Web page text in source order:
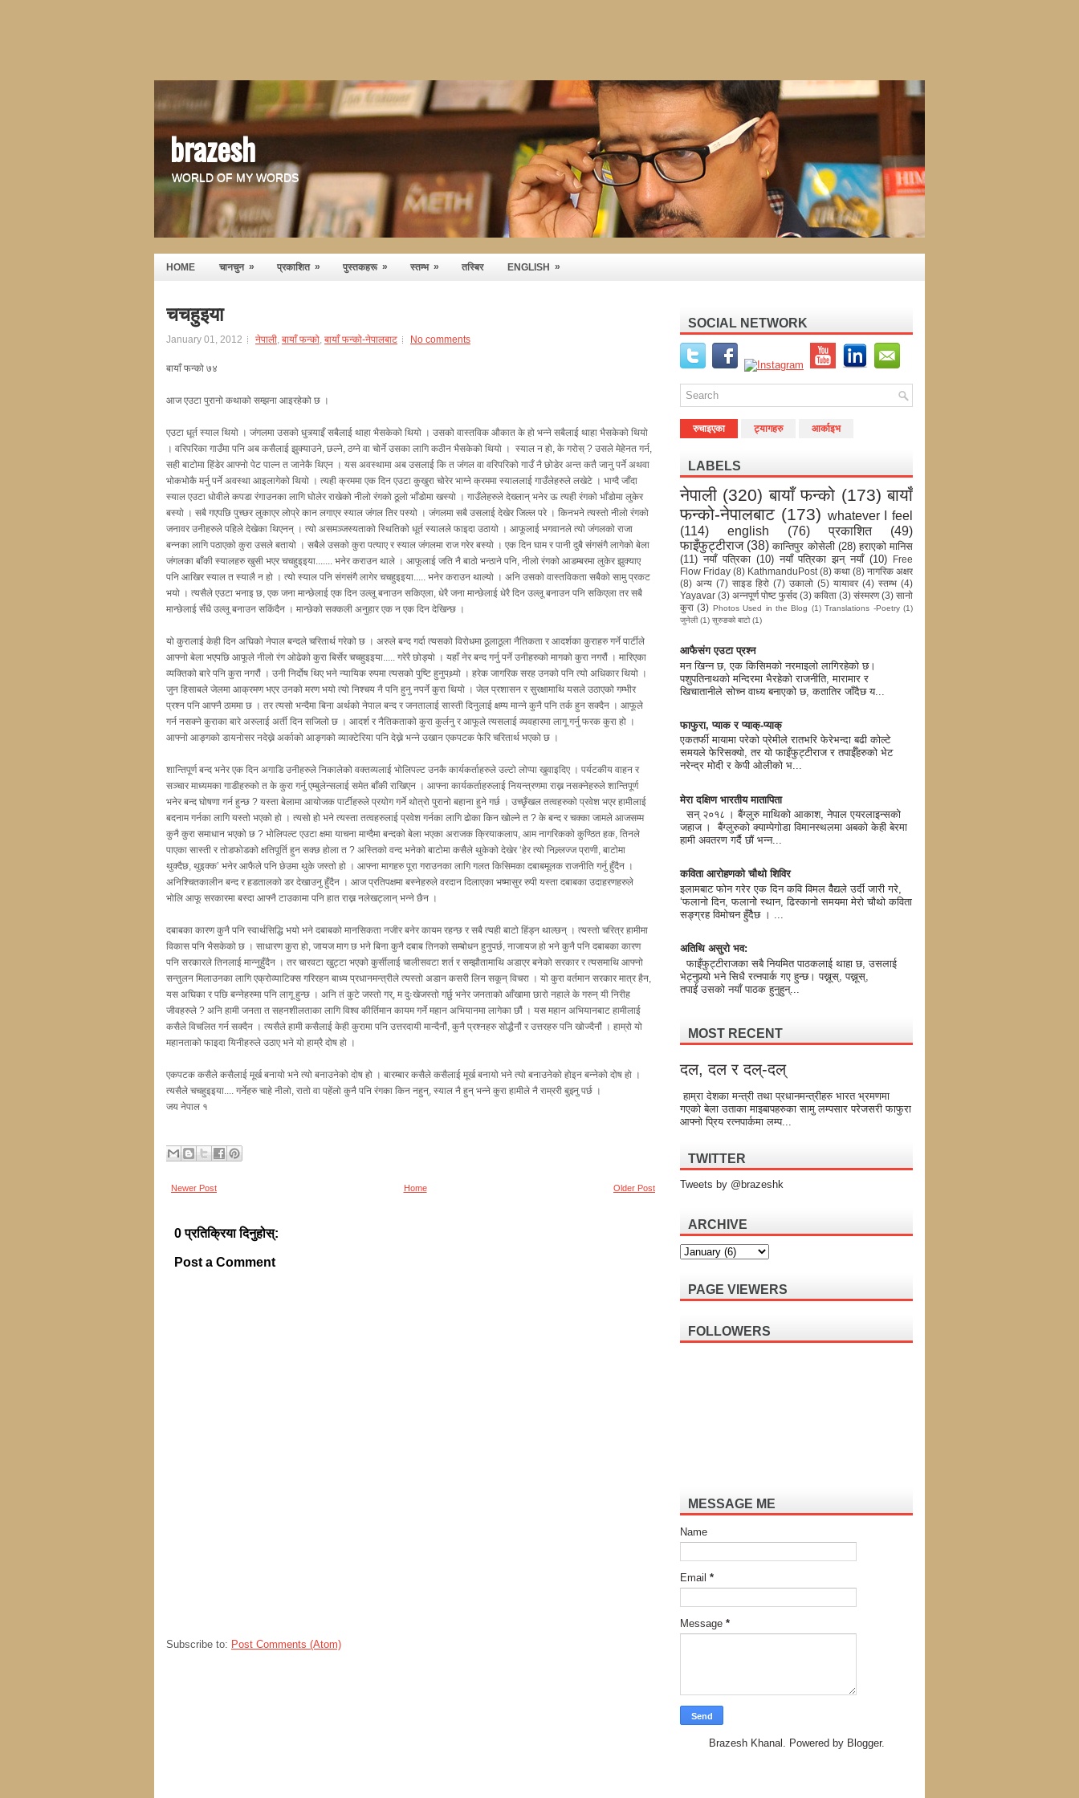
brazesh
WORLD OF MY WORDS
HOME चानचुन » प्रकाशित » पुस्तकहरू » स्तम्भ » तस्बिर ENGLISH »
चचहुइया
January 01, 2012 नेपाली, बायाँ फन्को, बायाँ फन्को-नेपालबाट No comments
बायाँ फन्को ७४
आज एउटा पुरानो कथाको सम्झना आइरहेको छ ।
एउटा धूर्त स्याल थियो । जंगलमा उसको धुत्र्याइँ सबैलाई थाहा भैसकेको थियो । उसको वास्तविक औकात के हो भन्ने सबैलाई थाहा भैसकेको थियो
। वरिपरिका गाउँमा पनि अब कसैलाई झुक्याउने, छल्ने, ठग्ने वा चोर्ने उसका लागि कठीन भैसकेको थियो । स्याल न हो, के गरोस् ? उसले मेहेनत गर्न,
सही बाटोमा हिंडेर आफ्नो पेट पाल्न त जानेकै थिएन । यस अवस्थामा अब उसलाई कि त जंगल वा वरिपरिको गाउँ नै छोडेर अन्त कतै जानु पर्ने अथवा
भोकभोकै मर्नु पर्ने अवस्था आइलागेको थियो । त्यही क्रममा एक दिन एउटा कुखुरा चोरेर भाग्ने क्रममा स्याललाई गाउँलेहरुले लखेटे । भाग्दै जाँदा
स्याल एउटा धोवीले कपडा रंगाउनका लागि घोलेर राखेको नीलो रंगको ठूलो भाँडोमा खस्यो । गाउँलेहरुले देख्लान् भनेर ऊ त्यही रंगको भाँडोमा लुकेर
बस्यो । सबै गएपछि पुच्छर लुकाएर लोप्रे कान लगाएर स्याल जंगल तिर पस्यो । जंगलमा सबै उसलाई देखेर जिल्ल परे । किनभने त्यस्तो नीलो रंगको
जनावर उनीहरुले पहिले देखेका थिएनन् । त्यो असमञ्जस्यताको स्थितिको धूर्त स्यालले फाइदा उठायो । आफूलाई भगवानले त्यो जंगलको राजा
बन्नका लागि पठाएको कुरा उसले बतायो । सबैले उसको कुरा पत्याए र स्याल जंगलमा राज गरेर बस्यो । एक दिन घाम र पानी दुबै संगसंगै लागेको बेला
जंगलका बाँकी स्यालहरु खुसी भएर चचहुइइया....... भनेर कराउन थाले । आफूलाई जति नै बाठो भन्ठाने पनि, नीलो रंगको आडम्बरमा लुकेर झुक्याए
पनि आखिर स्याल त स्यालै न हो । त्यो स्याल पनि संगसंगै लागेर चचहुइइया..... भनेर कराउन थाल्यो । अनि उसको वास्तविकता सबैको सामु प्रकट
भयो । त्यसैले एउटा भनाइ छ, एक जना मान्छेलाई एक दिन उल्लू बनाउन सकिएला, धेरै जना मान्छेलाई धेरै दिन उल्लू बनाउन पनि सकिएला तर सबै
मान्छेलाई सँधै उल्लू बनाउन सकिंदैन । मान्छेको सक्कली अनुहार एक न एक दिन देखिन्छ ।
यो कुरालाई केही दिन अघिको नेपाल बन्दले चरितार्थ गरेको छ । अरुले बन्द गर्दा त्यसको विरोधमा ठूलाठूला नैतिकता र आदर्शका कुराहरु गर्ने पार्टीले
आफ्नो बेला भएपछि आफूले नीलो रंग ओढेको कुरा बिर्सेर चचहुइइया..... गरेरै छोड्यो । यहाँ नेर बन्द गर्नु पर्ने उनीहरुको मागको कुरा नगरौं । मारिएका
व्यक्तिको बारे पनि कुरा नगरौं । उनी निर्दोष थिए भने न्यायिक रुपमा त्यसको पुष्टि हुनुपथ्र्यो । हरेक जागरिक सरह उनको पनि त्यो अधिकार थियो ।
जुन हिसाबले जेलमा आक्रमण भएर उनको मरण भयो त्यो निश्चय नै पनि हुनु नपर्ने कुरा थियो । जेल प्रशासन र सुरक्षामाथि यसले उठाएको गम्भीर
प्रश्न पनि आफ्नै ठाममा छ । तर त्यसो भन्दैमा बिना अर्थको नेपाल बन्द र जनतालाई सास्ती दिनुलाई क्षम्य मान्ने कुनै पनि तर्क हुन सक्दैन । आफूले
गर्न नसक्ने कुराका बारे अरुलाई अर्ती दिन सजिलो छ । आदर्श र नैतिकताको कुरा कुर्लनु र आफूले त्यसलाई व्यवहारमा लागू गर्नु फरक कुरा हो ।
आफ्नो आङ्गको डायनोसर नदेख्ने अर्काको आङ्गको व्याक्टेरिया पनि देख्ने भन्ने उखान एकपटक फेरि चरितार्थ भएको छ ।
शान्तिपूर्ण बन्द भनेर एक दिन अगाडि उनीहरुले निकालेको वक्तव्यलाई भोलिपल्ट उनकै कार्यकर्ताहरुले उल्टो लोप्पा खुवाइदिए । पर्यटकीय वाहन र
सञ्चार माध्यमका गाडीहरुको त के कुरा गर्नु एम्बुलेन्सलाई समेत बाँकी राखिएन । आफ्ना कार्यकर्ताहरुलाई नियन्त्रणमा राख्न नसक्नेहरुले शान्तिपूर्ण
भनेर बन्द घोषणा गर्न हुन्छ ? यस्ता बेलामा आयोजक पार्टीहरुले प्रयोग गर्ने थोत्रो पुरानो बहाना हुने गर्छ । उच्छृँखल तत्वहरुको प्रवेश भएर हामीलाई
बदनाम गर्नका लागि यस्तो भएको हो । त्यसो हो भने त्यस्ता तत्वहरुलाई प्रवेश गर्नका लागि ढोका किन खोल्ने त ? के बन्द र चक्का जामले आजसम्म
कुनै कुरा समाधान भएको छ ? भोलिपल्ट एउटा क्षमा याचना माग्दैमा बन्दको बेला भएका अराजक क्रियाकलाप, आम नागरिकको कुण्ठित हक, तिनले
पाएका सास्ती र तोडफोडको क्षतिपूर्ति हुन सक्छ होला त ? अस्तिको वन्द भनेको बाटोमा कसैले थुकेको देखेर ‘हेर त्यो निल्र्लज्ज प्राणी, बाटोमा
थुक्दैछ, थुइक्क’ भनेर आफैले पनि छेउमा थुके जस्तो हो । आफ्ना मागहरु पूरा गराउनका लागि गलत किसिमका दबाबमूलक राजनीति गर्नु हुँदैन ।
अनिश्चितकालीन बन्द र हडतालको डर देखाउनु हुँदैन । आज प्रतिपक्षमा बस्नेहरुले वरदान दिलाएका भष्मासुर रुपी यस्ता दबाबका उदाहरणहरुले
भोलि आफू सरकारमा बस्दा आफ्नै टाउकामा पनि हात राख्न नलेखट्लान् भन्ने छैन ।
दबाबका कारण कुनै पनि स्वार्थसिद्धि भयो भने दबाबको मानसिकता नजीर बनेर कायम रहन्छ र सबै त्यही बाटो हिंड्न थाल्छन् । त्यस्तो चरित्र हामीमा
विकास पनि भैसकेको छ । साधारण कुरा हो, जायज माग छ भने बिना कुनै दबाब तिनको सम्बोधन हुनुपर्छ, नाजायज हो भने कुनै पनि दबाबका कारण
पनि सरकारले तिनलाई मान्नुहुँदैन । तर चारवटा खुट्टा भएको कुर्सीलाई चालीसवटा शर्त र सम्झौतामाथि अडाएर बनेको सरकार र त्यसमाथि आफ्नो
सन्तुलन मिलाउनका लागि एक्रोव्याटिक्स गरिरहन बाध्य प्रधानमन्त्रीले त्यस्तो अडान कसरी लिन सकून् विचरा । यो कुरा वर्तमान सरकार मात्र हैन,
यस अघिका र पछि बन्नेहरुमा पनि लागू हुन्छ । अनि तं कुटे जस्तो गर्, म दुःखेजस्तो गर्छु भनेर जनताको आँखामा छारो नहाले के गरुन् यी निरीह
जीवहरुले ? अनि हामी जनता त सहनशीलताका लागि विश्व कीर्तिमान कायम गर्ने महान अभियानमा लागेका छौं । यस महान अभियानबाट हामीलाई
कसैले विचलित गर्न सक्दैन । त्यसैले हामी कसैलाई केही कुरामा पनि उत्तरदायी मान्दैनौं, कुनै प्रश्नहरु सोद्धैनौं र उत्तरहरु पनि खोज्दैनौं । हाम्रो यो
महानताको फाइदा यिनीहरुले उठाए भने यो हाम्रै दोष हो ।
एकपटक कसैले कसैलाई मूर्ख बनायो भने त्यो बनाउनेको दोष हो । बारम्बार कसैले कसैलाई मूर्ख बनायो भने त्यो बनाउनेको होइन बन्नेको दोष हो ।
त्यसैले चचहुइइया.... गर्नेहरु चाहे नीलो, रातो वा पहेंलो कुनै पनि रंगका किन नहुन्, स्याल नै हुन् भन्ने कुरा हामीले नै राम्ररी बुझ्नु पर्छ ।
जय नेपाल १
Newer Post Older Post
Home
0 प्रतिक्रिया दिनुहोस्:
Post a Comment
Subscribe to: Post Comments (Atom)
SOCIAL NETWORK
रुचाइएका ट्यागहरु आर्काइभ
LABELS
नेपाली (320) बायाँ फन्को (173) बायाँ
फन्को-नेपालबाट (173) whatever I feel
(114)
english (76) प्रकाशित
(49)
फाइँफुट्टीराज (38) कान्तिपुर कोसेली (28) हराएको मानिस
(11) नयाँ पत्रिका (10) नयाँ पत्रिका झन् नयाँ (10)
Free
Flow Friday (8) KathmanduPost (8) कथा (8) नागरिक अक्षर
(8) अन्य (7) साइड हिरो (7) उकालो (5) यायावर (4) स्तम्भ (4)
Yayavar (3) अन्नपूर्ण पोष्ट फुर्सद (3) कविता (3) संस्मरण (3) सानो
कुरा (3) Photos Used in the Blog (1) Translations -Poetry (1)
जुनेली (1) सुरुङको बाटो (1)
आफैसंग एउटा प्रश्न
मन खिन्न छ, एक किसिमको नरमाइलो लागिरहेको छ।
पशुपतिनाथको मन्दिरमा भैरहेको राजनीति, मारामार र
खिचातानीले सोच्न वाध्य बनाएको छ, कतातिर जाँदैछ य...
फाफुरा, प्याक र प्याक्-प्याक्
एकतर्फी मायामा परेको प्रेमीले रातभरि फेरेभन्दा बढी कोल्टे
समयले फेरिसक्यो, तर यो फाइँफुट्टीराज र तपाईँहरुको भेट
नरेन्द्र मोदी र केपी ओलीको भ...
मेरा दक्षिण भारतीय मातापिता
सन् २०१८ । बैंग्लुरु माथिको आकाश, नेपाल एयरलाइन्सको
जहाज । बैंग्लुरुको क्याम्पेगोडा विमानस्थलमा अबको केही बेरमा
हामी अवतरण गर्दै छौं भन्न...
कविता आरोहणको चौथो शिविर
इलामबाट फोन गरेर एक दिन कवि विमल वैैद्यले उर्दी जारी गरे,
‘फलानो दिन, फलानोे स्थान, ढिस्कानो समयमा मेरो चौथो कविता
सङ्ग्रह विमोचन हुँदैैछ । ...
अतिथि असुरो भव:
फाइँफुट्टीराजका सबै नियमित पाठकलाई थाहा छ, उसलाई
भेट्नुपर्‍यो भने सिधै रत्नपार्क गए हुन्छ। पख्नूस्, पख्नूस्,
तपाईं उसको नयाँ पाठक हुनुहुन्...
MOST RECENT
दल, दल र दल्-दल्
हाम्रा देशका मन्त्री तथा प्रधानमन्त्रीहरु भारत भ्रमणमा
गएको बेला उताका माइबापहरुका सामु लम्पसार परेजसरी फाफुरा
आफ्नो प्रिय रत्नपार्कमा लम्प...
TWITTER
Tweets by @brazeshk
ARCHIVE
PAGE VIEWERS
FOLLOWERS
MESSAGE ME
Name
Email *
Message *
Brazesh Khanal. Powered by Blogger.